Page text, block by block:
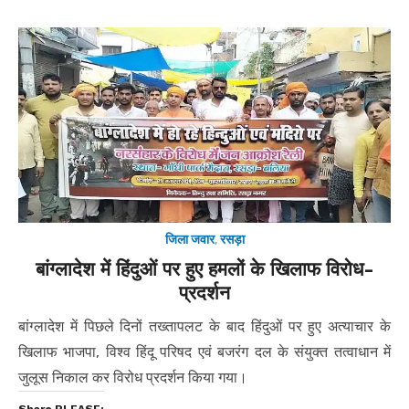
जिला जवार,रसड़ा
बांग्लादेश में हिंदुओं पर हुए हमलों के खिलाफ विरोध-
प्रदर्शन
बांग्लादेश में पिछले दिनों तख्तापलट के बाद हिंदुओं पर हुए अत्याचार के
खिलाफ भाजपा, विश्व हिंदू परिषद एवं बजरंग दल के संयुक्त तत्वाधान में
जुलूस निकाल कर विरोध प्रदर्शन किया गया।